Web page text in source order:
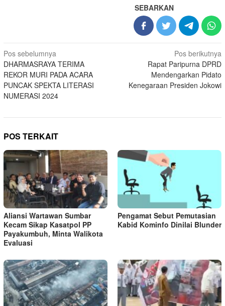
SEBARKAN
Navigasi
pos
Pos sebelumnya
DHARMASRAYA TERIMA
REKOR MURI PADA ACARA
PUNCAK SPEKTA LITERASI
NUMERASI 2024
Pos berikutnya
Rapat Paripurna DPRD
Mendengarkan Pidato
Kenegaraan Presiden Jokowi
POS TERKAIT
Aliansi Wartawan Sumbar
Kecam Sikap Kasatpol PP
Payakumbuh, Minta Walikota
Evaluasi
Pengamat Sebut Pemutasian
Kabid Kominfo Dinilai Blunder